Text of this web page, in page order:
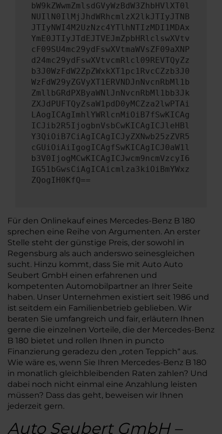
bW9kZWwmZmlsdGVyWzBdW3ZhbHVlXT0l
NUIlN0IlMjJhdWRhcmlzX2lkJTIyJTNB
JTIyNWI4M2UzNzc4YTlhNTIzMDI1MDAx
YmE0JTIyJTdEJTVEJmZpbHRlclswXVtv
cF09SU4mc29ydFswXVtmaWVsZF09aXNP
d24mc29ydFswXVtvcmRlcl09REVTQyZz
b3J0WzFdW2ZpZWxkXT1pc1RvcCZzb3J0
WzFdW29yZGVyXT1ERVNDJnNvcnRbMl1b
ZmllbGRdPXByaWNlJnNvcnRbMl1bb3Jk
ZXJdPUFTQyZsaW1pdD0yMCZza2lwPTAi
LAogICAgImhlYWRlcnMiOiB7fSwKICAg
ICJib2R5IjogbnVsbCwKICAgICJleHBl
Y3QiOiB7CiAgICAgICJyZXNwb25zZVR5
cGUiOiAiIgogICAgfSwKICAgICJ0aW1l
b3V0IjogMCwKICAgICJwcm9ncmVzcyI6
IG51bGwsCiAgICAicmlza3kiOiBmYWxz
ZQogIH0KfQ==
Für den Onlinekauf eines Mercedes-Benz B 180
sprechen eine Reihe von Argumenten. An erster
Stelle steht der günstige Preis, der sowohl in
Regensburg als auch anderswo seinesgleichen
sucht. Hinzu kommt, dass Sie mit Auto Auto
Seubert GmbH einen erfahrenen und
kompetenten Automobilpartner an Ihrer Seite
haben. Unser Unternehmen existiert seit 1986 und
ist seitdem ein Familienbetrieb geblieben. Wir
beraten Sie umfangreich und fair, erläutern Ihnen
gerne die einzelnen Vorteile, die der Mercedes-Benz
B 180 bietet und rollen Ihnen in puncto
Finanzierung geradezu den „roten Teppich“ aus.
Wie wäre es, wenn Sie Ihren Mercedes-Benz B 180
in monatlich gleichbleibenden Raten zahlen? Und
dabei noch nicht einmal eine Anzahlung leisten
müssen? Dass das geht, beweisen wir Ihnen
jederzeit gern.
Auto Seubert GmbH –